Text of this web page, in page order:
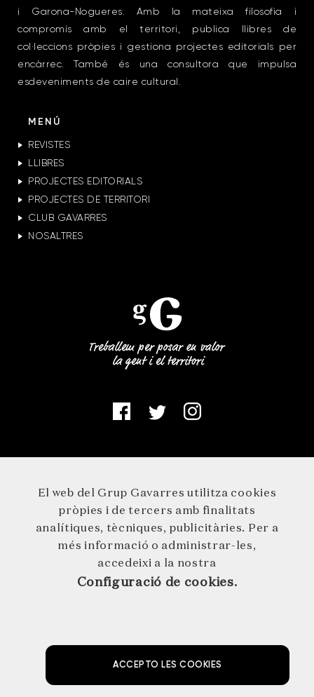
i Garona-Nogueres. Amb la mateixa filosofia i
compromís amb el territori, publica llibres de
col·leccions pròpies i gestiona projectes editorials per
encàrrec. També és una consultora que impulsa
esdeveniments de caire cultural.
MENÚ
REVISTES
LLIBRES
PROJECTES EDITORIALS
PROJECTES DE TERRITORI
CLUB GAVARRES
NOSALTRES
© 2026 GRUP GAVARRES · Germà Agustí 1 · 17244 Cassà de la
NEWSLETTER
by NEORG
El web del Grup Gavarres utilitza cookies
pròpies i de tercers amb finalitats
analítiques, tècniques, publicitàries. Per a
més informació o administrar-les,
accedeixi a la nostra
Configuració de cookies.
ACCEPTO LES COOKIES